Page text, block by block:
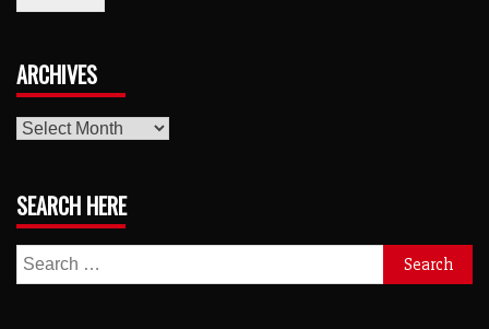
ARCHIVES
archives
SEARCH HERE
Search
for: